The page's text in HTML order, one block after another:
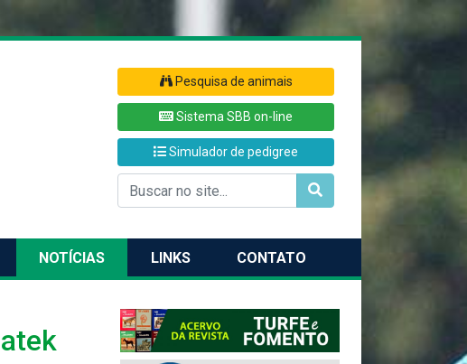
Pesquisa de animais
Sistema SBB on-line
Simulador de pedigree
NOTÍCIAS LINKS CONTATO